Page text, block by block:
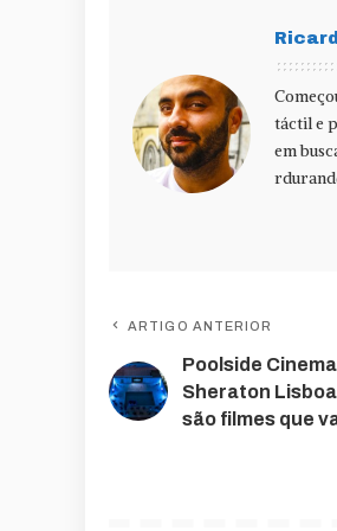
táctil e
em
ARTIGO ANTERIOR
Poolside
Sheraton
são filmes que